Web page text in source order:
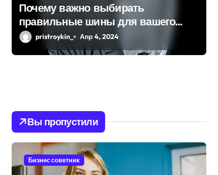
Почему важно выбирать
правильные шины для вашего
автомобиля?
pristroykin_ Апр 4, 2024
Вы пропустили
Бизнес советник